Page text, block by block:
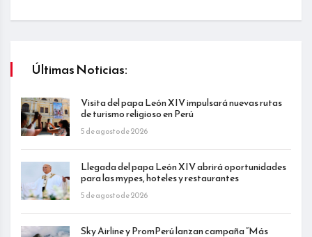
Últimas Noticias:
Visita del papa León XIV impulsará nuevas rutas
de turismo religioso en Perú
5 de agosto de 2026
Llegada del papa León XIV abrirá oportunidades
para las mypes, hoteles y restaurantes
5 de agosto de 2026
Sky Airline y PromPerú lanzan campaña “Más